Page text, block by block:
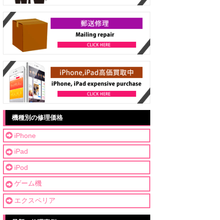
機種別の修理価格
iPhone
iPad
iPod
ゲーム機
エクスペリア